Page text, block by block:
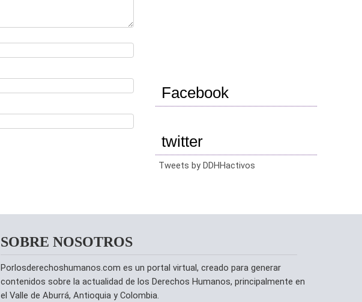
Facebook
twitter
Tweets by DDHHactivos
SOBRE NOSOTROS
Porlosderechoshumanos.com es un portal virtual, creado para generar
contenidos sobre la actualidad de los Derechos Humanos, principalmente en
el Valle de Aburrá, Antioquia y Colombia.